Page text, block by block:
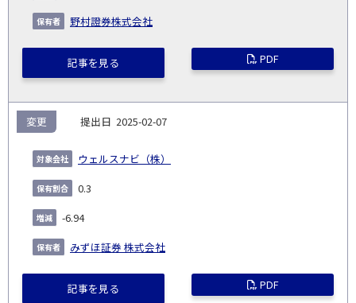
野村證券株式会社
記事を見る PDF
2025-02-07
ウェルスナビ（株）
変更
0.3
-6.94
みずほ証券 株式会社
記事を見る PDF